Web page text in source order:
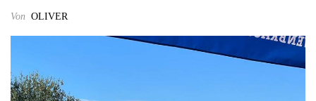
Von OLIVER